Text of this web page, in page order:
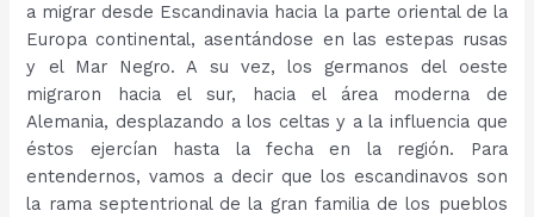
a migrar desde Escandinavia hacia la parte oriental de la
Europa continental, asentándose en las estepas rusas
y el Mar Negro. A su vez, los germanos del oeste
migraron hacia el sur, hacia el área moderna de
Alemania, desplazando a los celtas y a la influencia que
éstos ejercían hasta la fecha en la región. Para
entendernos, vamos a decir que los escandinavos son
la rama septentrional de la gran familia de los pueblos